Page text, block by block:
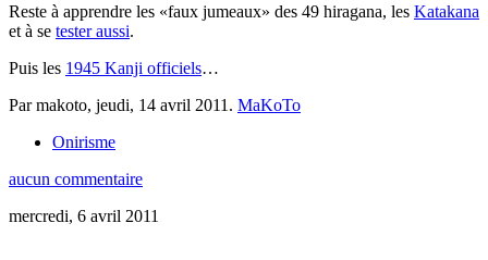
Reste à apprendre les «faux jumeaux» des 49 hiragana, les Katakana
et à se tester aussi.
Puis les 1945 Kanji officiels…
Par makoto, jeudi, 14 avril 2011. MaKoTo
Onirisme
aucun commentaire
mercredi, 6 avril 2011